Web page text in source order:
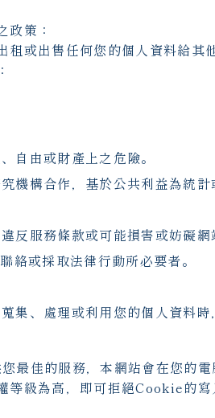
政策：
租或出售任何您的個人資料給其
自由或財產上之危險。
機構合作，基於公共利益為統
反服務條款或可能損害或妨礙
絡或採取法律行動所必要者。
集、處理或利用您的個人資料
最佳的服務，本網站會在您的
等級為高，即可拒絕Cookie的